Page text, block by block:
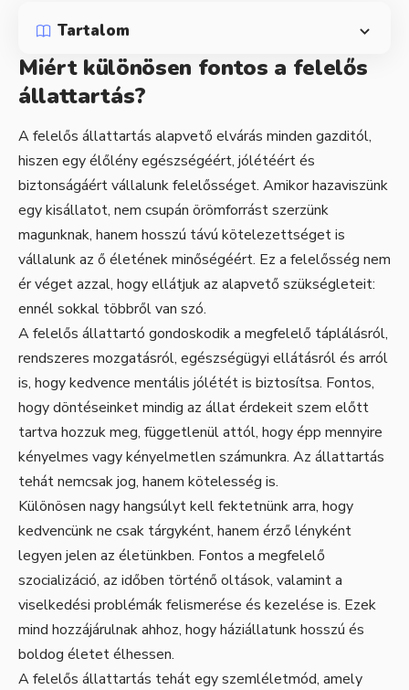
Tartalom
Miért különösen fontos a felelős
állattartás?
A felelős állattartás alapvető elvárás minden gazditól,
hiszen egy élőlény egészségéért, jólétéért és
biztonságáért vállalunk felelősséget. Amikor hazaviszünk
egy kisállatot, nem csupán örömforrást szerzünk
magunknak, hanem hosszú távú kötelezettséget is
vállalunk az ő életének minőségéért. Ez a felelősség nem
ér véget azzal, hogy ellátjuk az alapvető szükségleteit:
ennél sokkal többről van szó.
A felelős állattartó gondoskodik a megfelelő táplálásról,
rendszeres mozgatásról, egészségügyi ellátásról és arról
is, hogy kedvence mentális jólétét is biztosítsa. Fontos,
hogy döntéseinket mindig az állat érdekeit szem előtt
tartva hozzuk meg, függetlenül attól, hogy épp mennyire
kényelmes vagy kényelmetlen számunkra. Az állattartás
tehát nemcsak jog, hanem kötelesség is.
Különösen nagy hangsúlyt kell fektetnünk arra, hogy
kedvencünk ne csak tárgyként, hanem érző lényként
legyen jelen az életünkben. Fontos a megfelelő
szocializáció, az időben történő oltások, valamint a
viselkedési problémák felismerése és kezelése is. Ezek
mind hozzájárulnak ahhoz, hogy háziállatunk hosszú és
boldog életet élhessen.
A felelős állattartás tehát egy szemléletmód, amely